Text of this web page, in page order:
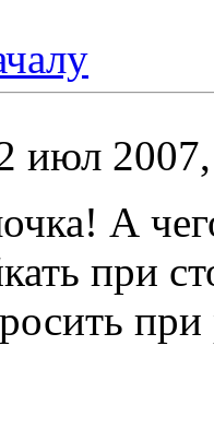
июл
А
при
при